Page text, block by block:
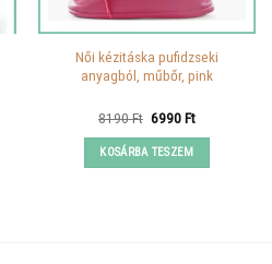
Női kézitáska pufidzseki
anyagból, műbőr, pink
8190Ft Original
was:
8190 Ft.
6990FtCurrent
KOSÁRBA TESZEM